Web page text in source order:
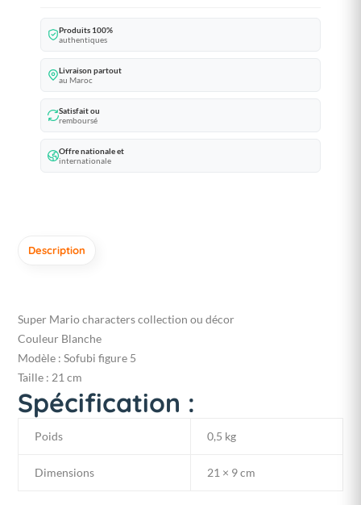
Produits 100%
authentiques
Livraison partout
au Maroc
Satisfait ou
remboursé
Offre nationale et
internationale
Description
Super Mario characters collection ou décor
Couleur Blanche
Modèle : Sofubi figure 5
Taille : 21 cm
Spécification :
Poids 0,5 kg
Dimensions 21 × 9 cm